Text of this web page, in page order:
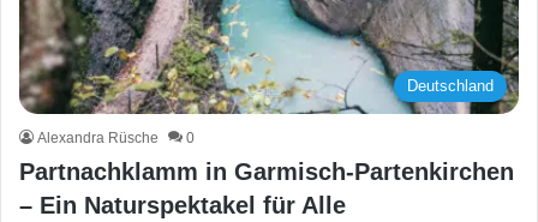
Deutschland
Alexandra Rüsche 0
Partnachklamm in Garmisch-Partenkirchen
– Ein Naturspektakel für Alle